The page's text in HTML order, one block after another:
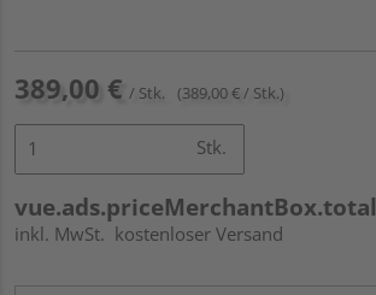
389,00 € / Stk. (389,00 € / Stk.)
Stk.
vue.ads.priceMerchantBox.total
inkl. MwSt. kostenloser Versand